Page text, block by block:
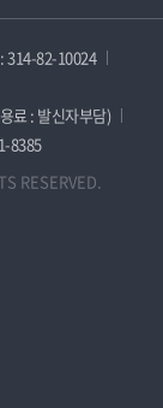
314-82-10024
료 : 발신자부담)
8385
RESERVED.